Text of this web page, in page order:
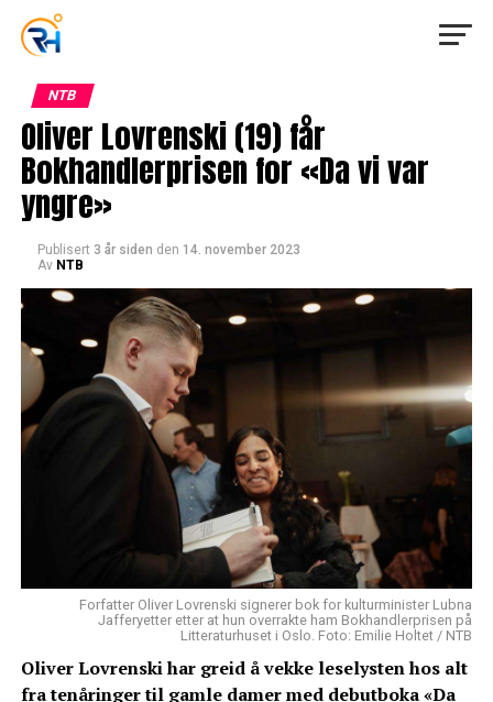
NTB
Oliver Lovrenski (19) får
Bokhandlerprisen for «Da vi var
yngre»
Publisert 3 år siden den 14. november 2023
Av NTB
Forfatter Oliver Lovrenski signerer bok for kulturminister Lubna
Jafferyetter etter at hun overrakte ham Bokhandlerprisen på
Litteraturhuset i Oslo. Foto: Emilie Holtet / NTB
Oliver Lovrenski har greid å vekke leselysten hos alt
fra tenåringer til gamle damer med debutboka «Da